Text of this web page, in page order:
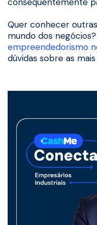
Quer conhecer
mundo dos
empreendedorismo
dúvidas sobre as